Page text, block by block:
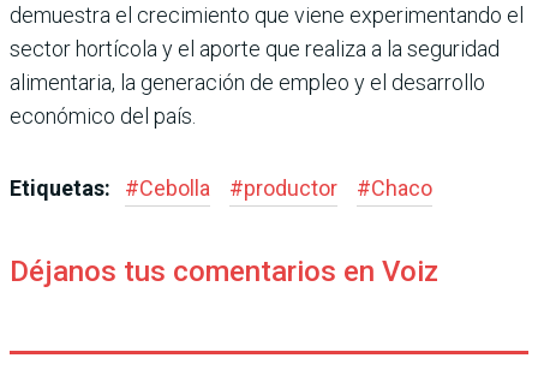
demuestra el crecimiento que viene experimentando el
sector hortícola y el aporte que realiza a la seguridad
alimentaria, la generación de empleo y el desarrollo
económico del país.
Etiquetas: #Cebolla #productor #Chaco
Déjanos tus comentarios en Voiz